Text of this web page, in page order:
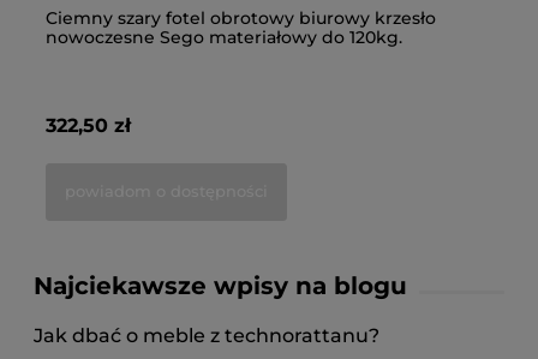
Ciemny szary fotel obrotowy biurowy krzesło
nowoczesne Sego materiałowy do 120kg.
322,50 zł
Najciekawsze wpisy na blogu
Jak dbać o meble z technorattanu?